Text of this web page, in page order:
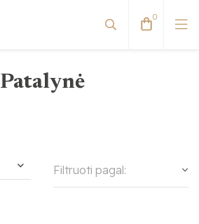
0
Patalynė
Filtruoti pagal: